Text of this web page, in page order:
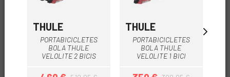
THULE
PORTABICICLETES
BOLA THULE
VELOLITE 2 BICIS
THULE
PORTABICICLETES
BOLA THULE
VELOLITE 1 BICI